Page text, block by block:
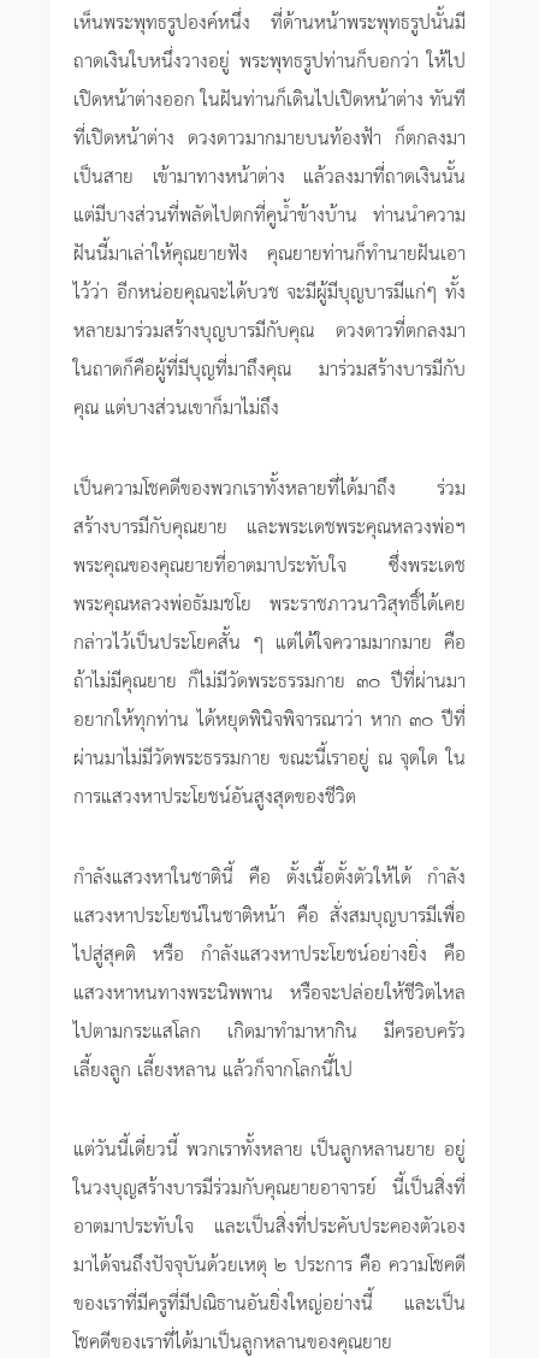
เห็นพระพุทธรูปองค์หนึ่ง ที่ด้านหน้าพระพุทธรูปนั้นมี
ถาดเงินใบหนึ่งวางอยู่ พระพุทธรูปท่านก็บอกว่า ให้ไป
เปิดหน้าต่างออก ในฝันท่านก็เดินไปเปิดหน้าต่าง ทันที
ที่เปิดหน้าต่าง ดวงดาวมากมายบนท้องฟ้า ก็ตกลงมา
เป็นสาย เข้ามาทางหน้าต่าง แล้วลงมาที่ถาดเงินนั้น
แต่มีบางส่วนที่พลัดไปตกที่คูน้ำข้างบ้าน ท่านนำความ
ฝันนี้มาเล่าให้คุณยายฟัง คุณยายท่านก็ทำนายฝันเอา
ไว้ว่า อีกหน่อยคุณจะได้บวช จะมีผู้มีบุญบารมีแก่ๆ ทั้ง
หลายมาร่วมสร้างบุญบารมีกับคุณ ดวงดาวที่ตกลงมา
ในถาดก็คือผู้ที่มีบุญที่มาถึงคุณ มาร่วมสร้างบารมีกับ
คุณ แต่บางส่วนเขาก็มาไม่ถึง
เป็นความโชคดีของพวกเราทั้งหลายที่ได้มาถึง ร่วม
สร้างบารมีกับคุณยาย และพระเดชพระคุณหลวงพ่อฯ
พระคุณของคุณยายที่อาตมาประทับใจ ซึ่งพระเดช
พระคุณหลวงพ่อธัมมชโย พระราชภาวนาวิสุทธิ์ได้เคย
กล่าวไว้เป็นประโยคสั้น ๆ แต่ได้ใจความมากมาย คือ
ถ้าไม่มีคุณยาย ก็ไม่มีวัดพระธรรมกาย ๓๐ ปีที่ผ่านมา
อยากให้ทุกท่าน ได้หยุดพินิจพิจารณาว่า หาก ๓๐ ปีที่
ผ่านมาไม่มีวัดพระธรรมกาย ขณะนี้เราอยู่ ณ จุดใด ใน
การแสวงหาประโยชน์อันสูงสุดของชีวิต
กำลังแสวงหาในชาตินี้ คือ ตั้งเนื้อตั้งตัวให้ได้ กำลัง
แสวงหาประโยชน์ในชาติหน้า คือ สั่งสมบุญบารมีเพื่อ
ไปสู่สุคติ หรือ กำลังแสวงหาประโยชน์อย่างยิ่ง คือ
แสวงหาหนทางพระนิพพาน หรือจะปล่อยให้ชีวิตไหล
ไปตามกระแสโลก เกิดมาทำมาหากิน มีครอบครัว
เลี้ยงลูก เลี้ยงหลาน แล้วก็จากโลกนี้ไป
แต่วันนี้เดี๋ยวนี้ พวกเราทั้งหลาย เป็นลูกหลานยาย อยู่
ในวงบุญสร้างบารมีร่วมกับคุณยายอาจารย์ นี้เป็นสิ่งที่
อาตมาประทับใจ และเป็นสิ่งที่ประคับประคองตัวเอง
มาได้จนถึงปัจจุบันด้วยเหตุ ๒ ประการ คือ ความโชคดี
ของเราที่มีครูที่มีปณิธานอันยิ่งใหญ่อย่างนี้ และเป็น
โชคดีของเราที่ได้มาเป็นลูกหลานของคุณยาย